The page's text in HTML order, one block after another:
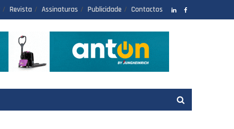
Revista Assinaturas Publicidade Contactos